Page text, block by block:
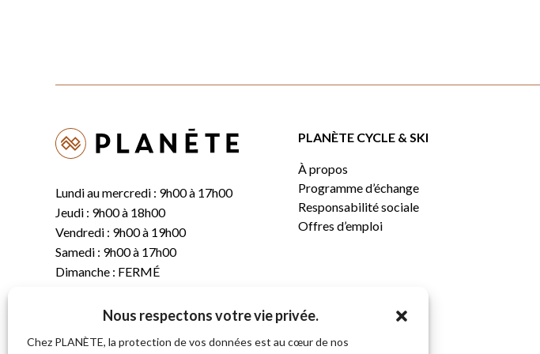
Nous respectons votre vie privée.
Chez PLANÈTE, la protection de vos données est au cœur de nos
Lundi au mercredi : 9h00 à 17h00
Jeudi : 9h00 à 18h00
Vendredi : 9h00 à 19h00
Samedi : 9h00 à 17h00
Dimanche : FERMÉ
(819) 843-8356
C. info@planete.co
PLANÈTE CYCLE & SKI
À propos
Programme d’échange
Responsabilité sociale
Offres d’emploi